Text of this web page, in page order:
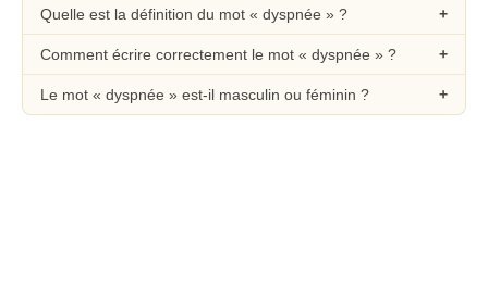
Quelle est la définition du mot « dyspnée » ?
Comment écrire correctement le mot « dyspnée » ?
Le mot « dyspnée » est-il masculin ou féminin ?